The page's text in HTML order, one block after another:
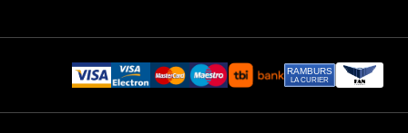
RAMBURS
LA CURIER